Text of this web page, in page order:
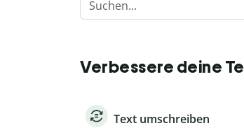
Verbessere deine
Text umschreiben